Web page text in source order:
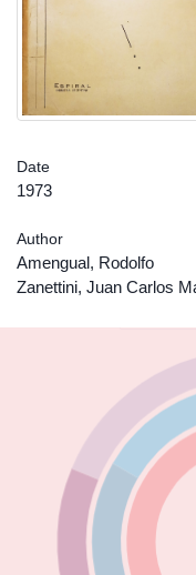
Date
1973
Author
Amengual, Rodolfo
Zanettini, Juan Carlos